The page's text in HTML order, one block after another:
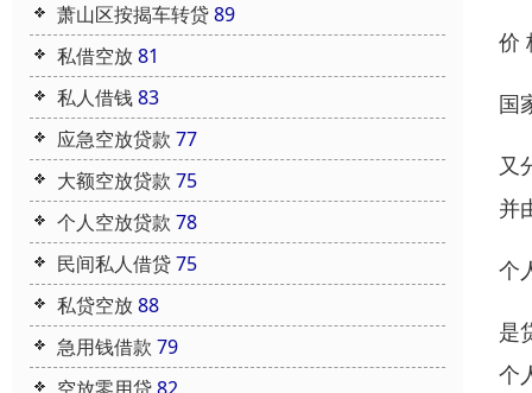
萧山区按揭车转贷89
私借空放81
私人借钱83
应急空放贷款 77
大额空放贷款 75
个人空放贷款 78
民间私人借贷75
私贷空放88
急用钱借款 79
价
国
又
并
个
是
个